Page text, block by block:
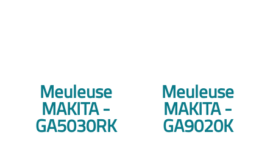
Meuleuse
MAKITA -
GA5030RK
Meuleuse
MAKITA -
GA9020K